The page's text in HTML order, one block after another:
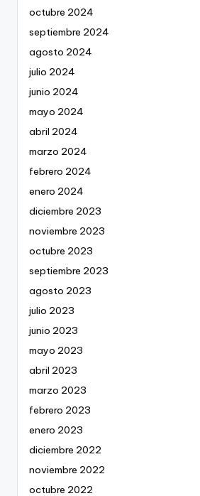
octubre 2024
septiembre 2024
agosto 2024
julio 2024
junio 2024
mayo 2024
abril 2024
marzo 2024
febrero 2024
enero 2024
diciembre 2023
noviembre 2023
octubre 2023
septiembre 2023
agosto 2023
julio 2023
junio 2023
mayo 2023
abril 2023
marzo 2023
febrero 2023
enero 2023
diciembre 2022
noviembre 2022
octubre 2022